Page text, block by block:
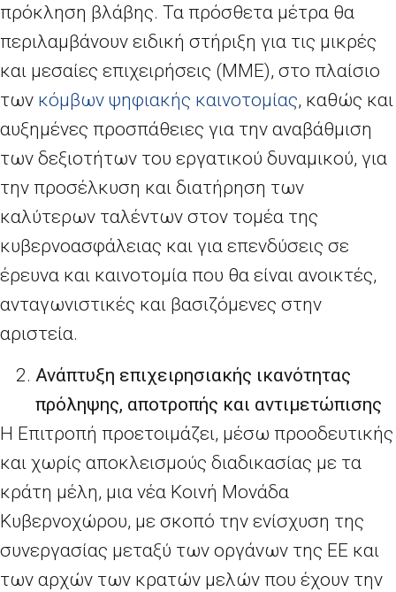
πρόκληση βλάβης. Τα πρόσθετα μέτρα θα
περιλαμβάνουν ειδική στήριξη για τις μικρές
και μεσαίες επιχειρήσεις (ΜΜΕ), στο πλαίσιο
των κόμβων ψηφιακής καινοτομίας, καθώς και
αυξημένες προσπάθειες για την αναβάθμιση
των δεξιοτήτων του εργατικού δυναμικού, για
την προσέλκυση και διατήρηση των
καλύτερων ταλέντων στον τομέα της
κυβερνοασφάλειας και για επενδύσεις σε
έρευνα και καινοτομία που θα είναι ανοικτές,
ανταγωνιστικές και βασιζόμενες στην
αριστεία.
Ανάπτυξη επιχειρησιακής ικανότητας
πρόληψης, αποτροπής και αντιμετώπισης
Η Επιτροπή προετοιμάζει, μέσω προοδευτικής
και χωρίς αποκλεισμούς διαδικασίας με τα
κράτη μέλη, μια νέα Κοινή Μονάδα
Κυβερνοχώρου, με σκοπό την ενίσχυση της
συνεργασίας μεταξύ των οργάνων της ΕΕ και
των αρχών των κρατών μελών που έχουν την